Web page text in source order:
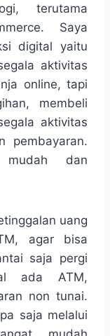
terutama
Saya
digital yaitu
aktivitas
online, tapi
membeli
aktivitas
pembayaran.
mudah dan
uang
agar bisa
saja pergi
ada ATM,
non tunai.
saja melalui